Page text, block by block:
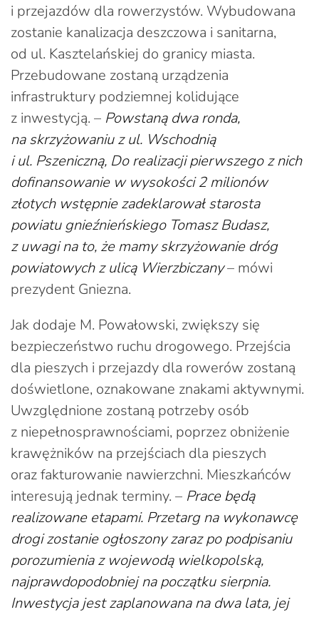
i przejazdów dla rowerzystów. Wybudowana
zostanie kanalizacja deszczowa i sanitarna,
od ul. Kasztelańskiej do granicy miasta.
Przebudowane zostaną urządzenia
infrastruktury podziemnej kolidujące
z inwestycją. – Powstaną dwa ronda,
na skrzyżowaniu z ul. Wschodnią
i ul. Pszeniczną, Do realizacji pierwszego z nich
dofinansowanie w wysokości 2 milionów
złotych wstępnie zadeklarował starosta
powiatu gnieźnieńskiego Tomasz Budasz,
z uwagi na to, że mamy skrzyżowanie dróg
powiatowych z ulicą Wierzbiczany– mówi
prezydent Gniezna.
Jak dodaje M. Powałowski, zwiększy się
bezpieczeństwo ruchu drogowego. Przejścia
dla pieszych i przejazdy dla rowerów zostaną
doświetlone, oznakowane znakami aktywnymi.
Uwzględnione zostaną potrzeby osób
z niepełnosprawnościami, poprzez obniżenie
krawężników na przejściach dla pieszych
oraz fakturowanie nawierzchni. Mieszkańców
interesują jednak terminy. – Prace będą
realizowane etapami. Przetarg na wykonawcę
drogi zostanie ogłoszony zaraz po podpisaniu
porozumienia z wojewodą wielkopolską,
najprawdopodobniej na początku sierpnia.
Inwestycja jest zaplanowana na dwa lata, jej